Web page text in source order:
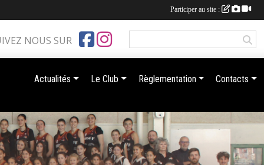
NOUS SUR
Actualités Le Club Règlementation Contacts
Participer au site :